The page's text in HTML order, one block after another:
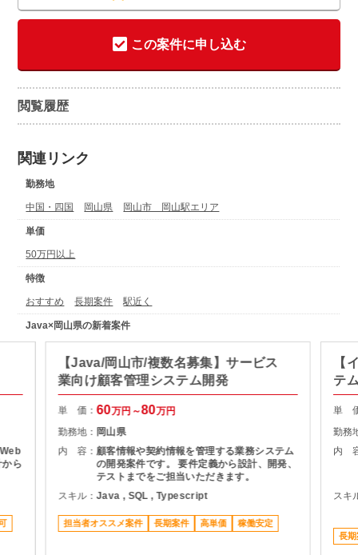
この案件に申し込む
閲覧履歴
関連リンク
勤務地
中国・四国 岡山県 岡山市 岡山駅エリア
単価
50万円以上
特徴
おすすめ 長期案件 駅近く
Java×岡山県の新着案件
ら
【Java/岡山市/複数名募集】サービス
業向け顧客管理システム開発
単 価：60万円～80万円
勤務地： 岡山県
内 容： 顧客情報や契約情報を管理する業務システム
の開発案件です。 要件定義から設計、開発、
テストまでをご担当いただきます。
スキル：Java , SQL , Typescript
担当者オススメ案件 長期案件 高単価 稼働安定
【
テ
単
勤務
内
スキ
長期